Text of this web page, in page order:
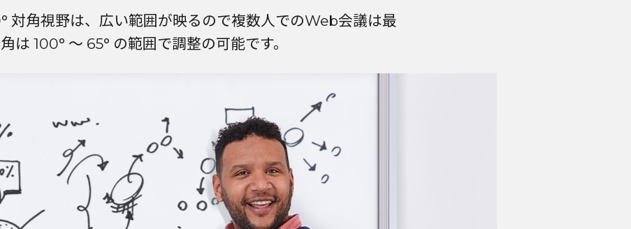
対角視野は、広い範囲が映るので複数人でのWeb会議は最
は 100° ～ 65° の範囲で調整の可能です。